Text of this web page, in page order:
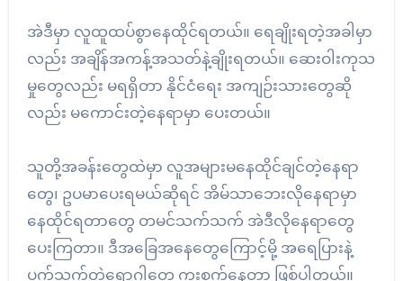
အဲဒီမှာ လူထူထပ်စွာနေထိုင်ရတယ်။ ရေချိုးရတဲ့အခါမှာ
လည်း အချိန်အကန့်အသတ်နဲ့ချိုးရတယ်။ ဆေးဝါးကုသ
မှုတွေလည်း မရရှိတာ နိုင်ငံရေး အကျဉ်းသားတွေဆို
လည်း မကောင်းတဲ့နေရာမှာ ပေးတယ်။
သူတို့အခန်းတွေထဲမှာ လူအများမနေထိုင်ချင်တဲ့နေရာ
တွေ၊ ဥပမာပေးရမယ်ဆိုရင် အိမ်သာဘေးလိုနေရာမှာ
နေထိုင်ရတာတွေ တမင်သက်သက် အဲဒီလိုနေရာတွေ
ပေးကြတာ။ ဒီအခြေအနေတွေကြောင့်မို့ အရေပြားနဲ့
ပက်သက်တဲ့ရောဂါတွေ ကူးစက်နေတာ ဖြစ်ပါတယ်။